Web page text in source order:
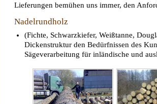
Lieferungen bemühen uns immer, den
Nadelrundholz
(Fichte, Schwarzkiefer, Weißtanne,
Dickenstruktur den Bedürfnissen des
Sägeverarbeitung für inländische und